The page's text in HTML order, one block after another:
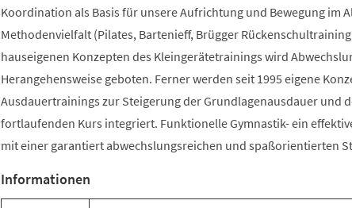
Koordination als Basis für unsere Aufrichtung und Bewegung im
Methodenvielfalt (Pilates, Bartenieff, Brügger
hauseigenen Konzepten des Kleingerätetrainings wird
Herangehensweise geboten. Ferner werden seit 1995 eigene
Ausdauertrainings zur Steigerung der Grundlagenausdauer und
fortlaufenden Kurs integriert. Funktionelle Gymnastik- ein
mit einer garantiert abwechslungsreichen und spaßorientierten
Informationen